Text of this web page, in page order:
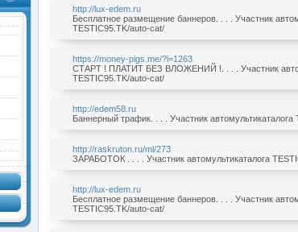
http://lux-edem.ru
Бесплатное размещение баннеров. . . . Участник
TESTIC95.TK/auto-cat/
https://money-pigs.me/?i=1263
СТАРТ ! ПЛАТИТ БЕЗ ВЛОЖЕНИЙ !. . . . Участник
TESTIC95.TK/auto-cat/
http://edem58.ru
Баннерный трафик. . . . Участник
http://raskruton.ru/ml/273
ЗАРАБОТОК . . . . Участник автомультикаталога
http://lux-edem.ru
Бесплатное размещение баннеров. . . . Участник
TESTIC95.TK/auto-cat/